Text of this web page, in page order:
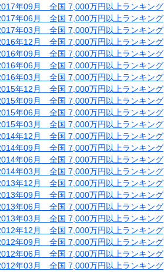
年09月 全国 7,000万円以上ランキング
年06月 全国 7,000万円以上ランキング
年03月 全国 7,000万円以上ランキング
年12月 全国 7,000万円以上ランキング
年09月 全国 7,000万円以上ランキング
年06月 全国 7,000万円以上ランキング
年03月 全国 7,000万円以上ランキング
年12月 全国 7,000万円以上ランキング
年09月 全国 7,000万円以上ランキング
年06月 全国 7,000万円以上ランキング
年03月 全国 7,000万円以上ランキング
年12月 全国 7,000万円以上ランキング
年09月 全国 7,000万円以上ランキング
年06月 全国 7,000万円以上ランキング
年03月 全国 7,000万円以上ランキング
年12月 全国 7,000万円以上ランキング
年09月 全国 7,000万円以上ランキング
年06月 全国 7,000万円以上ランキング
年03月 全国 7,000万円以上ランキング
年12月 全国 7,000万円以上ランキング
年09月 全国 7,000万円以上ランキング
年06月 全国 7,000万円以上ランキング
年03月 全国 7,000万円以上ランキング